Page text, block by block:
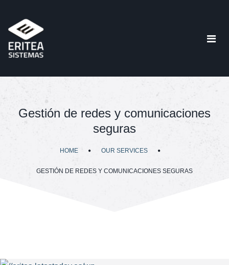
Gestión de redes y comunicaciones
seguras
HOME OUR SERVICES
GESTIÓN DE REDES Y COMUNICACIONES SEGURAS